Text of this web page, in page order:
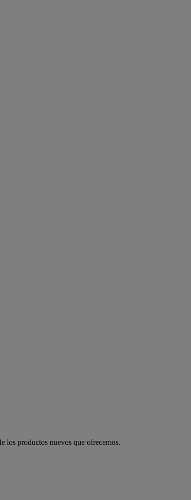
los productos nuevos que ofrecemos.